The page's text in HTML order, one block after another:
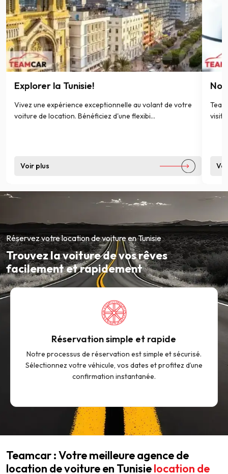
Explorer la Tunisie!
Vivez une expérience exceptionnelle au volant de votre
voiture de location. Bénéficiez d'une flexibi...
Voir plus
Réservez votre location de voiture en Tunisie
Trouvez la voiture de vos rêves
facilement et rapidement
Réservation simple et rapide
Notre processus de réservation est simple et sécurisé.
Sélectionnez votre véhicule, vos dates et profitez d’une
confirmation instantanée.
Teamcar : Votre meilleure agence de
location de voiture en Tunisielocation de